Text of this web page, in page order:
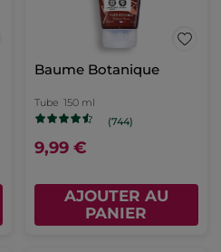
Baume Botanique
Tube 150 ml
(744)
9,99 €
AJOUTER AU
PANIER